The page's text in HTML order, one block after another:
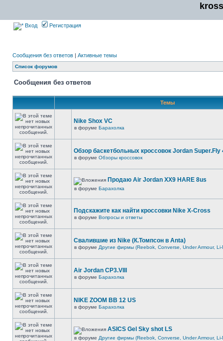
Вход Регистрация
Сообщения без ответов | Активные темы
Список форумов
Сообщения без ответов
Темы
Nike Shox VC
в форуме Барахолка
Обзор баскетбольных кроссовок Jordan Super.Fly
в форуме Обзоры кроссовок
Продаю Air Jordan XX9 HARE 8us
в форуме Барахолка
Подскажите как найти кроссовки Nike X-Cross
в форуме Вопросы и ответы
Свалившие из Nike (К.Томпсон в Anta)
в форуме Другие фирмы (Reebok, Converse, Under Armour, Li-
Air Jordan CP3.VIII
в форуме Барахолка
NIKE ZOOM BB 12 US
в форуме Барахолка
ASICS Gel Sky shot LS
в форуме Другие фирмы (Reebok, Converse, Under Armour, Li-